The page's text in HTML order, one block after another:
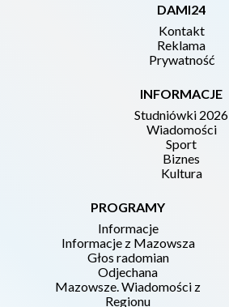
DAMI24
Kontakt
Reklama
Prywatność
INFORMACJE
Studniówki 2026
Wiadomości
Sport
Biznes
Kultura
PROGRAMY
Informacje
Informacje z Mazowsza
Głos radomian
Odjechana
Mazowsze. Wiadomości z
Regionu